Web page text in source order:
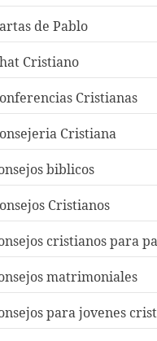
de Pablo
Cristiano
Cristianas
Cristiana
biblicos
Cristianos
cristianos para
matrimoniales
para jovenes